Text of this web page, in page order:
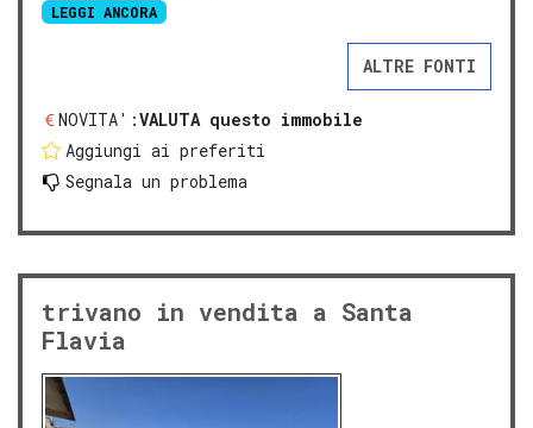
LEGGI ANCORA
ALTRE FONTI
NOVITA':VALUTA questo immobile
Aggiungi ai preferiti
Segnala un problema
trivano in vendita a Santa
Flavia